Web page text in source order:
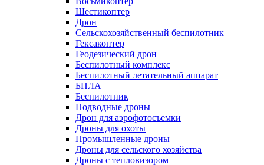
Шестикоптер
Дрон
Сельскохозяйственный беспилотник
Гексакоптер
Геодезический дрон
Беспилотный комплекс
Беспилотный летательный аппарат
БПЛА
Беспилотник
Подводные дроны
Дрон для аэрофотосъемки
Дроны для охоты
Промышленные дроны
Дроны для сельского хозяйства
Дроны с тепловизором